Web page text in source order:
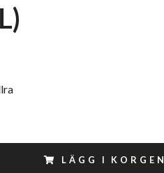
LÄGG I KORGEN